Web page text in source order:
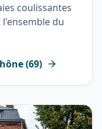
coulissantes
du
(69)